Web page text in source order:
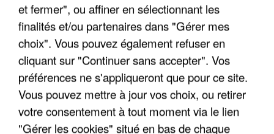
APRÈS TOUTES CES CANICULES, LES REFUGES
DE FAUNE SAUVAGE SONT...
et fermer", ou affiner en sélectionnant les
finalités et/ou partenaires dans "Gérer mes
choix". Vous pouvez également refuser en
cliquant sur "Continuer sans accepter". Vos
préférences ne s'appliqueront que pour ce site.
Vous pouvez mettre à jour vos choix, ou retirer
votre consentement à tout moment via le lien
"Gérer les cookies" situé en bas de chaque